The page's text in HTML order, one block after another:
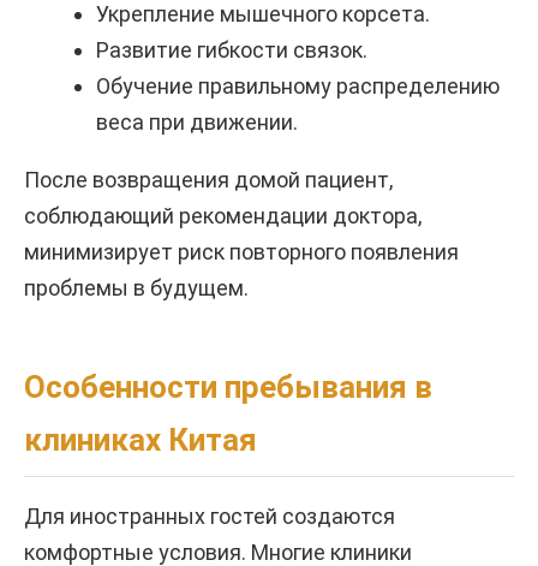
Укрепление мышечного корсета.
Развитие гибкости связок.
Обучение правильному распределению
веса при движении.
После возвращения домой пациент,
соблюдающий рекомендации доктора,
минимизирует риск повторного появления
проблемы в будущем.
Особенности пребывания в
клиниках Китая
Для иностранных гостей создаются
комфортные условия. Многие клиники